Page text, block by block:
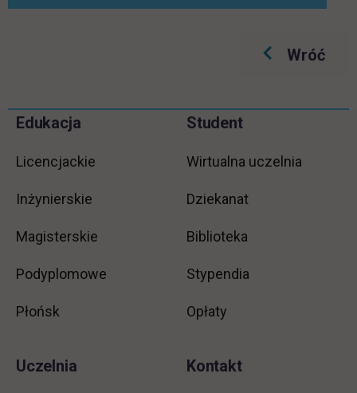
Wróć
Pomiń
Informacje w stopce
Edukacja
Licencjackie
Inżynierskie
Magisterskie
Podyplomowe
Płońsk
Student
Wirtualna uczelnia
Dziekanat
Biblioteka
Stypendia
Opłaty
Uczelnia Kontakt